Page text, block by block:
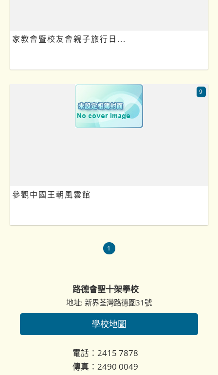
家教會暨校友會親子旅行日...
參觀中國王朝風雲館
9
1
路德會聖十架學校
地址: 新界荃灣路德圍31號
學校地圖
電話：2415 7878
傳真：2490 0049